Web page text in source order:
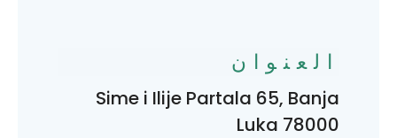
العنوان
Sime i Ilije Partala 65, Banja
Luka 78000